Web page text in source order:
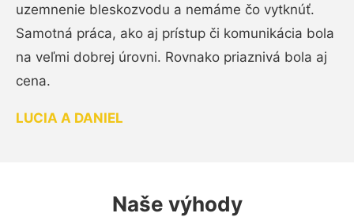
uzemnenie bleskozvodu a nemáme čo vytknúť.
Samotná práca, ako aj prístup či komunikácia bola
na veľmi dobrej úrovni. Rovnako priaznivá bola aj
cena.
LUCIA A DANIEL
Naše výhody